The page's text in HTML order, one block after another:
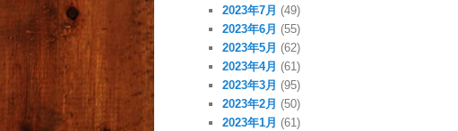
2023年7月 (49)
2023年6月 (55)
2023年5月 (62)
2023年4月 (61)
2023年3月 (95)
2023年2月 (50)
2023年1月 (61)